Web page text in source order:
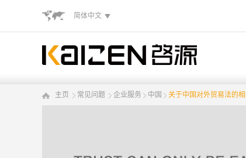
简体中文
主页 常见问题 企业服务 中国 关于中国对外贸易法的相